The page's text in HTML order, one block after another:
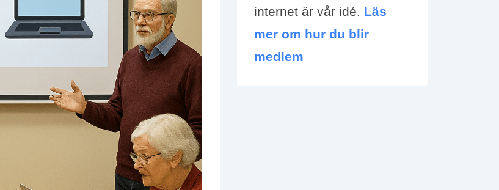
internet är vår idé. Läs
mer om hur du blir
medlem